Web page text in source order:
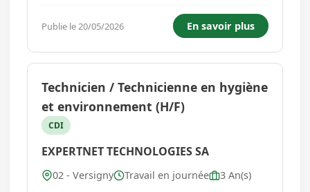
thérapeutiques individuels ou de groupe.
Participer à des réunions d'équipe et à des
projets transversaux. Rédiger des comp...
Publie le 20/05/2026 En savoir plus
Technicien / Technicienne en hygiène
et environnement (H/F)
CDI
EXPERTNET TECHNOLOGIES SA
02 - Versigny Travail en journée
3 An(s)